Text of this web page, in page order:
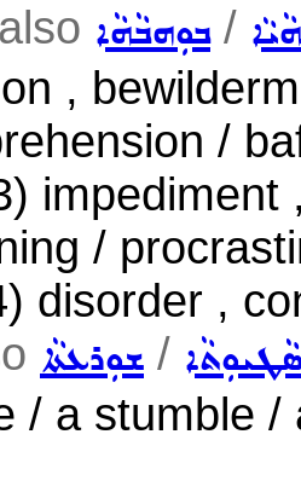
ܒܘܼܗܒܵܗܵܐ/
,
/
impediment
/
disorder ,
ܫܘܼܪܥܬܵܐ /
/ a stumble